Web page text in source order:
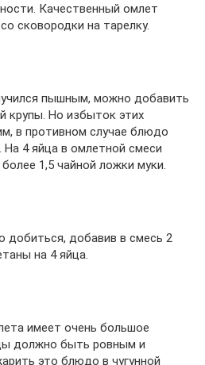
Качественный омлет
сковородки на тарелку.
пышным, можно добавить
крупы. Но избыток этих
в противном случае блюдо
На 4 яйца в омлетной смеси
1,5 чайной ложки муки.
добиться, добавив в смесь 2
на 4 яйца.
имеет очень большое
должно быть ровным и
это блюдо в чугунной